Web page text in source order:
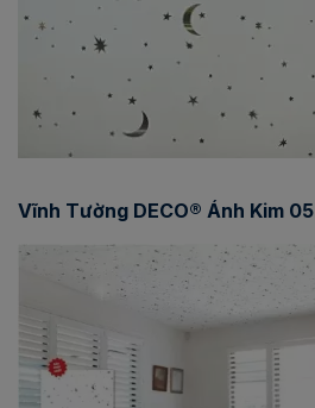
Vĩnh Tường DECO® Ánh Kim 05